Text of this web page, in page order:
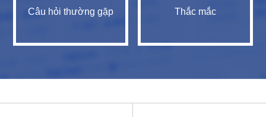
Câu hỏi thường gặp Thắc mắc